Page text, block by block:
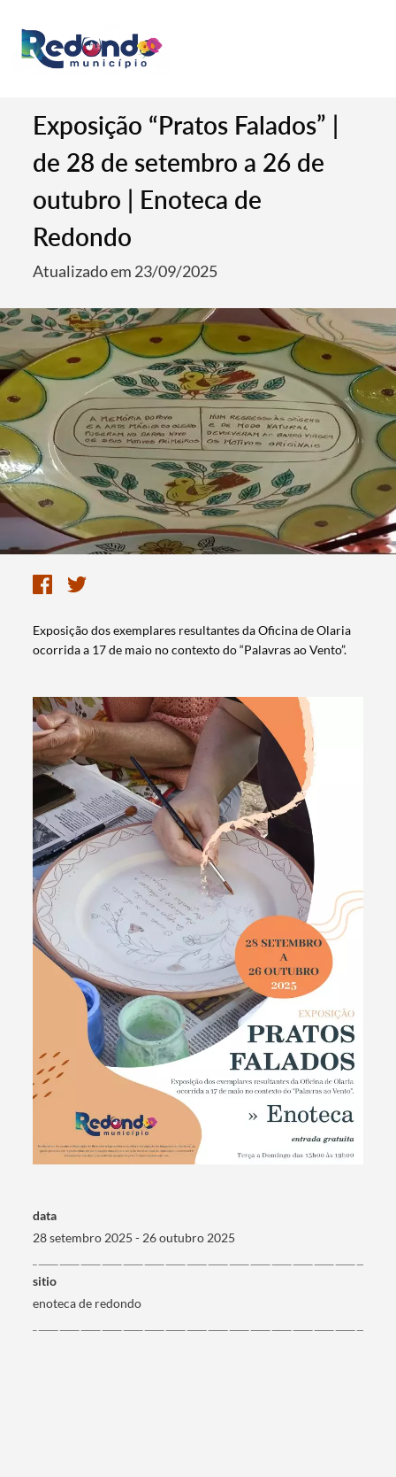
Categorias gerais
Exposição “Pratos Falados” |
de 28 de setembro a 26 de
outubro | Enoteca de
Redondo
Atualizado em 23/09/2025
Exposição dos exemplares resultantes da Oficina de Olaria
ocorrida a 17 de maio no contexto do “Palavras ao Vento”.
data
28 setembro 2025 - 26 outubro 2025
sitio
enoteca de redondo